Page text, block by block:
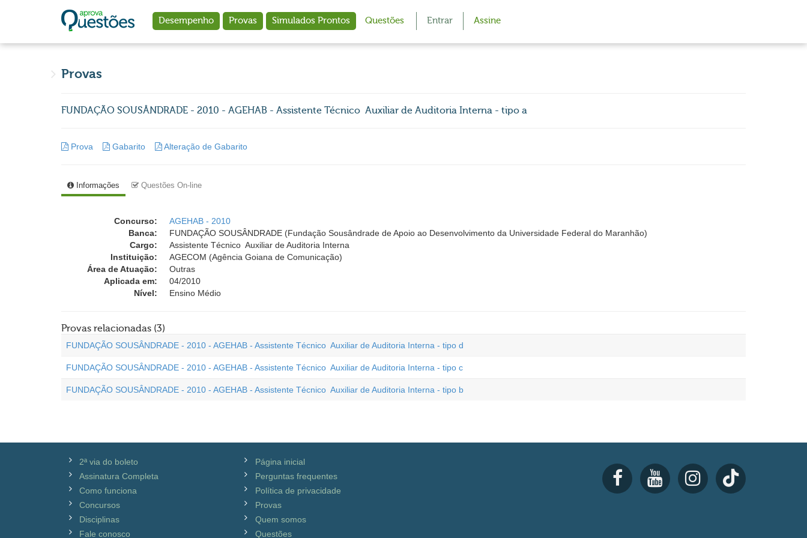
Desempenho Provas Simulados Prontos Questões Entrar Assine
Provas
FUNDAÇÃO SOUSÂNDRADE - 2010 - AGEHAB - Assistente Técnico  Auxiliar de Auditoria Interna - tipo a
Prova Gabarito Alteração de Gabarito
Informações Questões On-line
Concurso:
AGEHAB - 2010
Banca:
FUNDAÇÃO SOUSÂNDRADE (Fundação Sousândrade de Apoio ao Desenvolvimento da Universidade Federal do Maranhão)
Cargo:
Assistente Técnico  Auxiliar de Auditoria Interna
Instituição:
AGECOM (Agência Goiana de Comunicação)
Área de Atuação:
Outras
Aplicada em:
04/2010
Nível:
Ensino Médio
Provas relacionadas (3)
FUNDAÇÃO SOUSÂNDRADE - 2010 - AGEHAB - Assistente Técnico  Auxiliar de Auditoria Interna - tipo d
FUNDAÇÃO SOUSÂNDRADE - 2010 - AGEHAB - Assistente Técnico  Auxiliar de Auditoria Interna - tipo c
FUNDAÇÃO SOUSÂNDRADE - 2010 - AGEHAB - Assistente Técnico  Auxiliar de Auditoria Interna - tipo b
2ª via do boleto
Assinatura Completa
Como funciona
Concursos
Disciplinas
Fale conosco
Página inicial
Perguntas frequentes
Política de privacidade
Provas
Quem somos
Questões